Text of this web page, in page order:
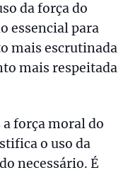
da força do
essencial para
mais escrutinada
mais respeitada
força moral do
o uso da
necessário. É